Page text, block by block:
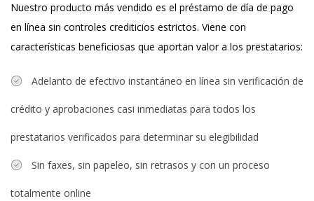
Nuestro producto más vendido es el préstamo de día de pago
en línea sin controles crediticios estrictos. Viene con
características beneficiosas que aportan valor a los prestatarios:
Adelanto de efectivo instantáneo en línea sin verificación de
crédito y aprobaciones casi inmediatas para todos los
prestatarios verificados para determinar su elegibilidad
Sin faxes, sin papeleo, sin retrasos y con un proceso
totalmente online